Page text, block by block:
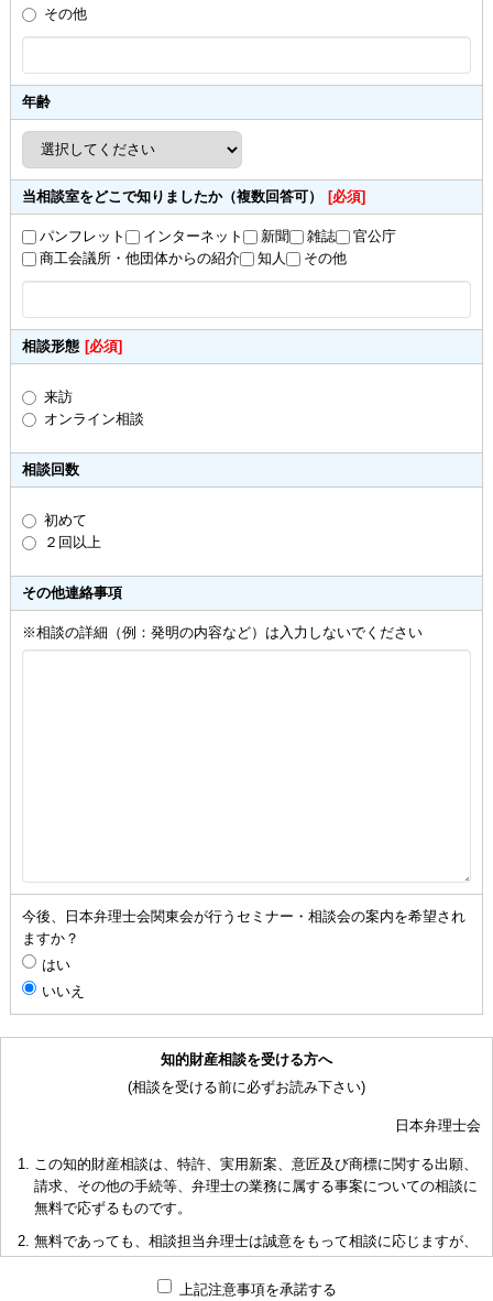
その他
年齢
当相談室をどこで知りましたか（複数回答可） [必須]
パンフレット インターネット 新聞 雑誌
官公庁
商工会議所・他団体からの紹介
知人 その他
相談形態 [必須]
来訪
オンライン相談
相談回数
初めて
２回以上
その他連絡事項
※相談の詳細（例：発明の内容など）は入力しないでください
今後、日本弁理士会関東会が行うセミナー・相談会の案内を希望され
ますか？
はい
いいえ
知的財産相談を受ける方へ
(相談を受ける前に必ずお読み下さい)
日本弁理士会
この知的財産相談は、特許、実用新案、意匠及び商標に関する出願、
請求、その他の手続等、弁理士の業務に属する事案についての相談に
無料で応ずるものです。
無料であっても、相談担当弁理士は誠意をもって相談に応じますが、
もありますことを予めご了承下さい。
上記注意事項を承諾する